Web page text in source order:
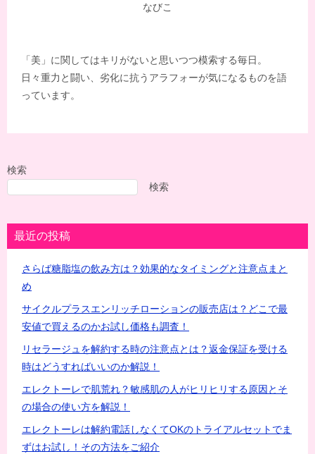
なびこ
「美」に関してはキリがないと思いつつ模索する毎日。
日々重力と闘い、劣化に抗うアラフォーが気になるものを語
っています。
検索
検索
最近の投稿
さらば糖脂塩の飲み方は？効果的なタイミングと注意点まと
め
サイクルプラスエンリッチローションの販売店は？どこで最
安値で買えるのかお試し価格も調査！
リセラージュを解約する時の注意点とは？返金保証を受ける
時はどうすればいいのか解説！
エレクトーレで肌荒れ？敏感肌の人がヒリヒリする原因とそ
の場合の使い方を解説！
エレクトーレは解約電話しなくてOKのトライアルセットでま
ずはお試し！その方法をご紹介